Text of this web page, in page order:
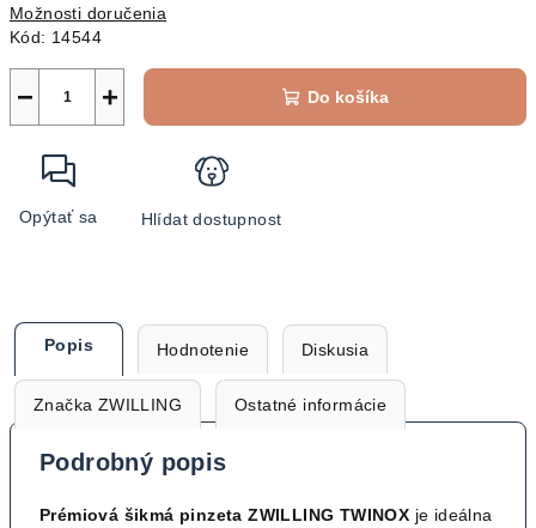
Možnosti doručenia
Kód: 14544
+
− Do košíka
Opýtať sa Hlídat dostupnost
Popis Hodnotenie Diskusia
Značka ZWILLING Ostatné informácie
Podrobný popis
Prémiová šikmá pinzeta ZWILLING TWINOX je ideálna